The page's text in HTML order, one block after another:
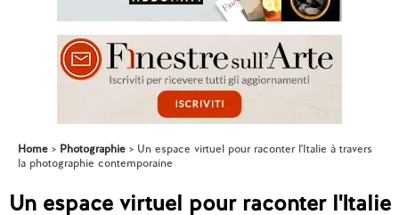
Home Photographie
Un espace virtuel pour raconter l'Italie à travers
la photographie contemporaine
Un espace virtuel pour raconter l'Italie